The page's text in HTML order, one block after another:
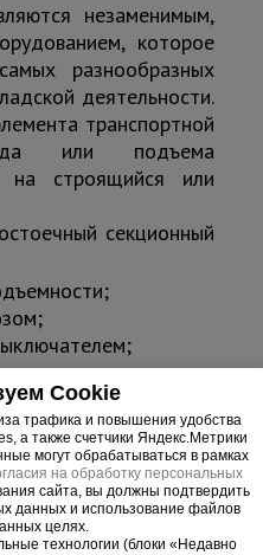
незаменимым,
которое
разнообразных
деятельности.
транспортной
или подъема
на строящийся или
секционный
платформы;
с блокировкой;
Cookie
трафика и повышения удобства
а также счетчики Яндекс.Метрики
могут обрабатываться в рамках
на обработку персональных
сайта, вы должны подтвердить
данных и использование файлов
целях.
технологии (блоки «Недавно